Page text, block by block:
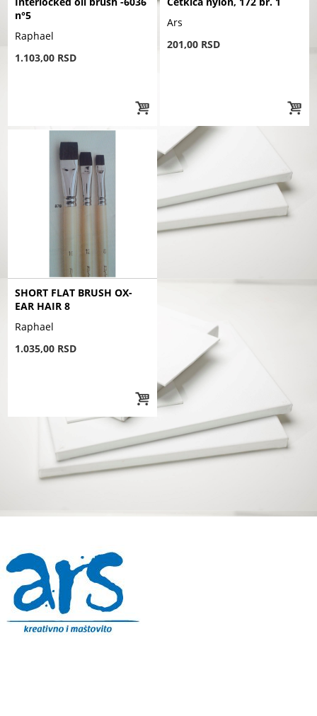
n°5
Raphael
1.103,00 RSD
Ars
201,00 RSD
SHORT FLAT BRUSH OX-
EAR HAIR 8
Raphael
1.035,00 RSD